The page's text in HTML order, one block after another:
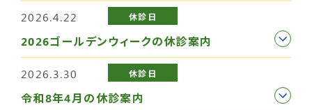
2026.4.22 休診日
2026ゴールデンウィークの休診案内
2026.3.30 休診日
令和8年4月の休診案内